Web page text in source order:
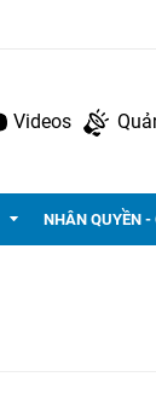
Videos
NHÂN QUYỀN